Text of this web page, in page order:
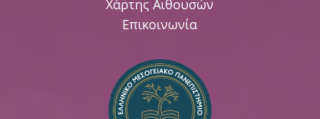
Χάρτης Αιθουσών
Επικοινωνία